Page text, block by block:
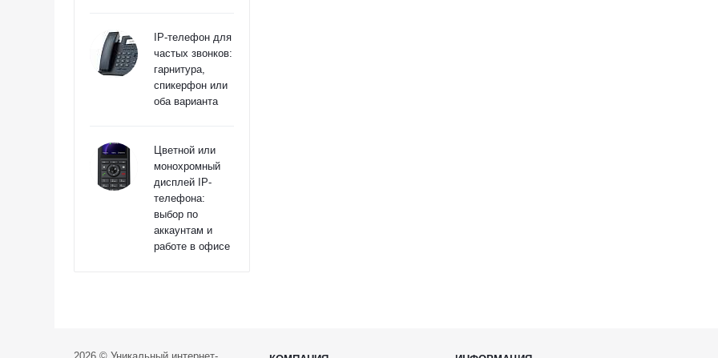
IP-телефон для
частых звонков:
гарнитура,
спикерфон или
оба варианта
Цветной или
монохромный
дисплей IP-
телефона:
выбор по
аккаунтам и
работе в офисе